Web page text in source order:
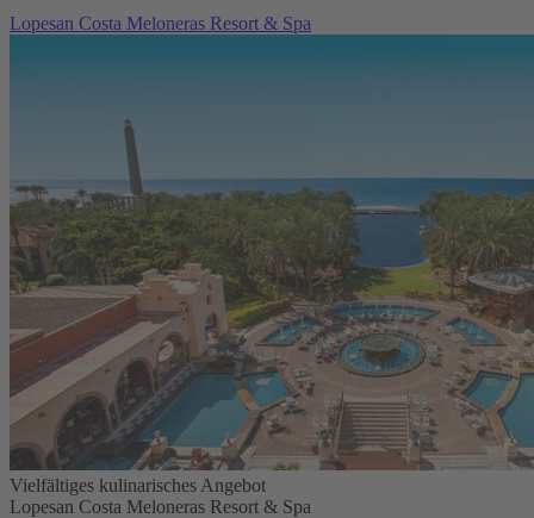
Lopesan Costa Meloneras Resort & Spa
Vielfältiges kulinarisches Angebot
Lopesan Costa Meloneras Resort & Spa